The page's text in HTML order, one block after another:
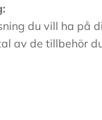
du vill ha på
av de tillbehör